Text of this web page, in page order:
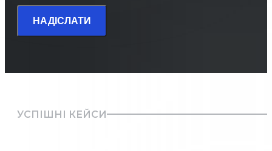
НАДІСЛАТИ
УСПІШНІ КЕЙСИ